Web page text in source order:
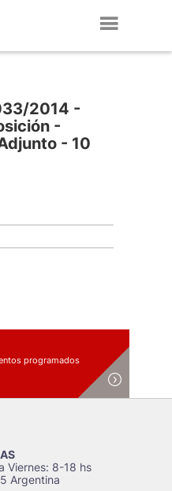
2014 -
-
- 10
programados
Viernes: 8-18 hs
Argentina